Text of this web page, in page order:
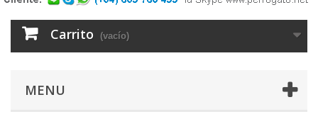
Carrito (vacío)
MENU